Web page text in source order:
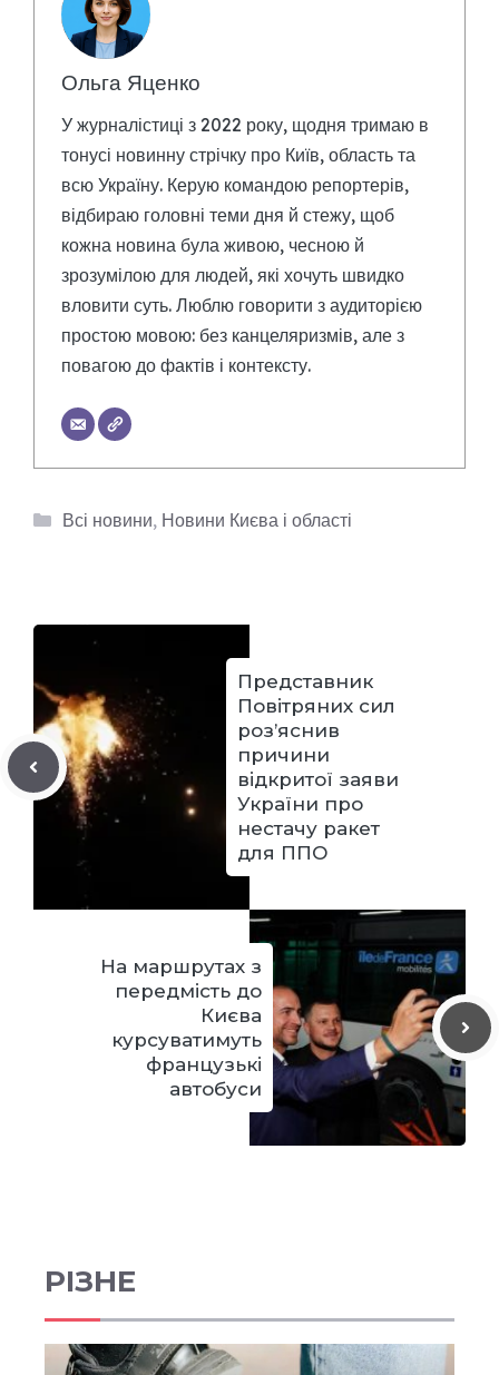
Ольга Яценко
У журналістиці з 2022 року, щодня тримаю в
тонусі новинну стрічку про Київ, область та
всю Україну. Керую командою репортерів,
відбираю головні теми дня й стежу, щоб
кожна новина була живою, чесною й
зрозумілою для людей, які хочуть швидко
вловити суть. Люблю говорити з аудиторією
простою мовою: без канцеляризмів, але з
повагою до фактів і контексту.
Категорії
Всі новини, Новини Києва і області
Представник
Повітряних сил
роз’яснив
причини
відкритої заяви
України про
нестачу ракет
для ППО
На маршрутах з
передмість до
Києва
курсуватимуть
французькі
автобуси
РІЗНЕ